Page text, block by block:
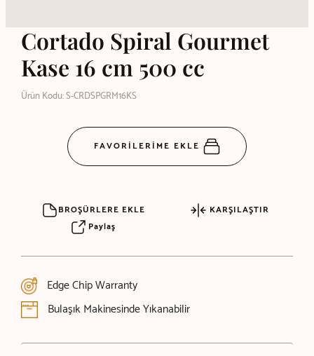
Cortado Spiral Gourmet
Kase 16 cm 500 cc
Ürün Kodu: S-CRDSPGRM16KS
FAVORİLERİME EKLE
BROŞÜRLERE EKLE
KARŞILAŞTIR
Paylaş
Edge Chip Warranty
Bulaşık Makinesinde Yıkanabilir